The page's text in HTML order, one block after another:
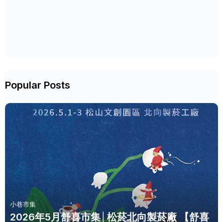
Popular Posts
小巷市集
2026年5月舒喜市集│松菸北向製菸廠 【舒喜